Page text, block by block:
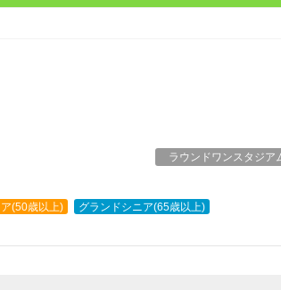
ラウンドワンスタジア
(50歳以上) グランドシニア(65歳以上)